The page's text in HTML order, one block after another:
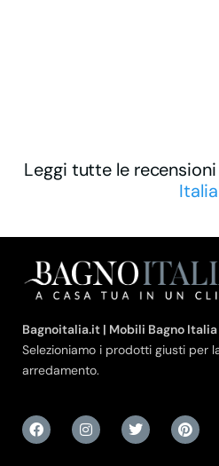
Leggi tutte le
Italia
Bagnoitalia.it | Mobili Bagno Italia
Selezioniamo i prodotti giusti per
arredamento.